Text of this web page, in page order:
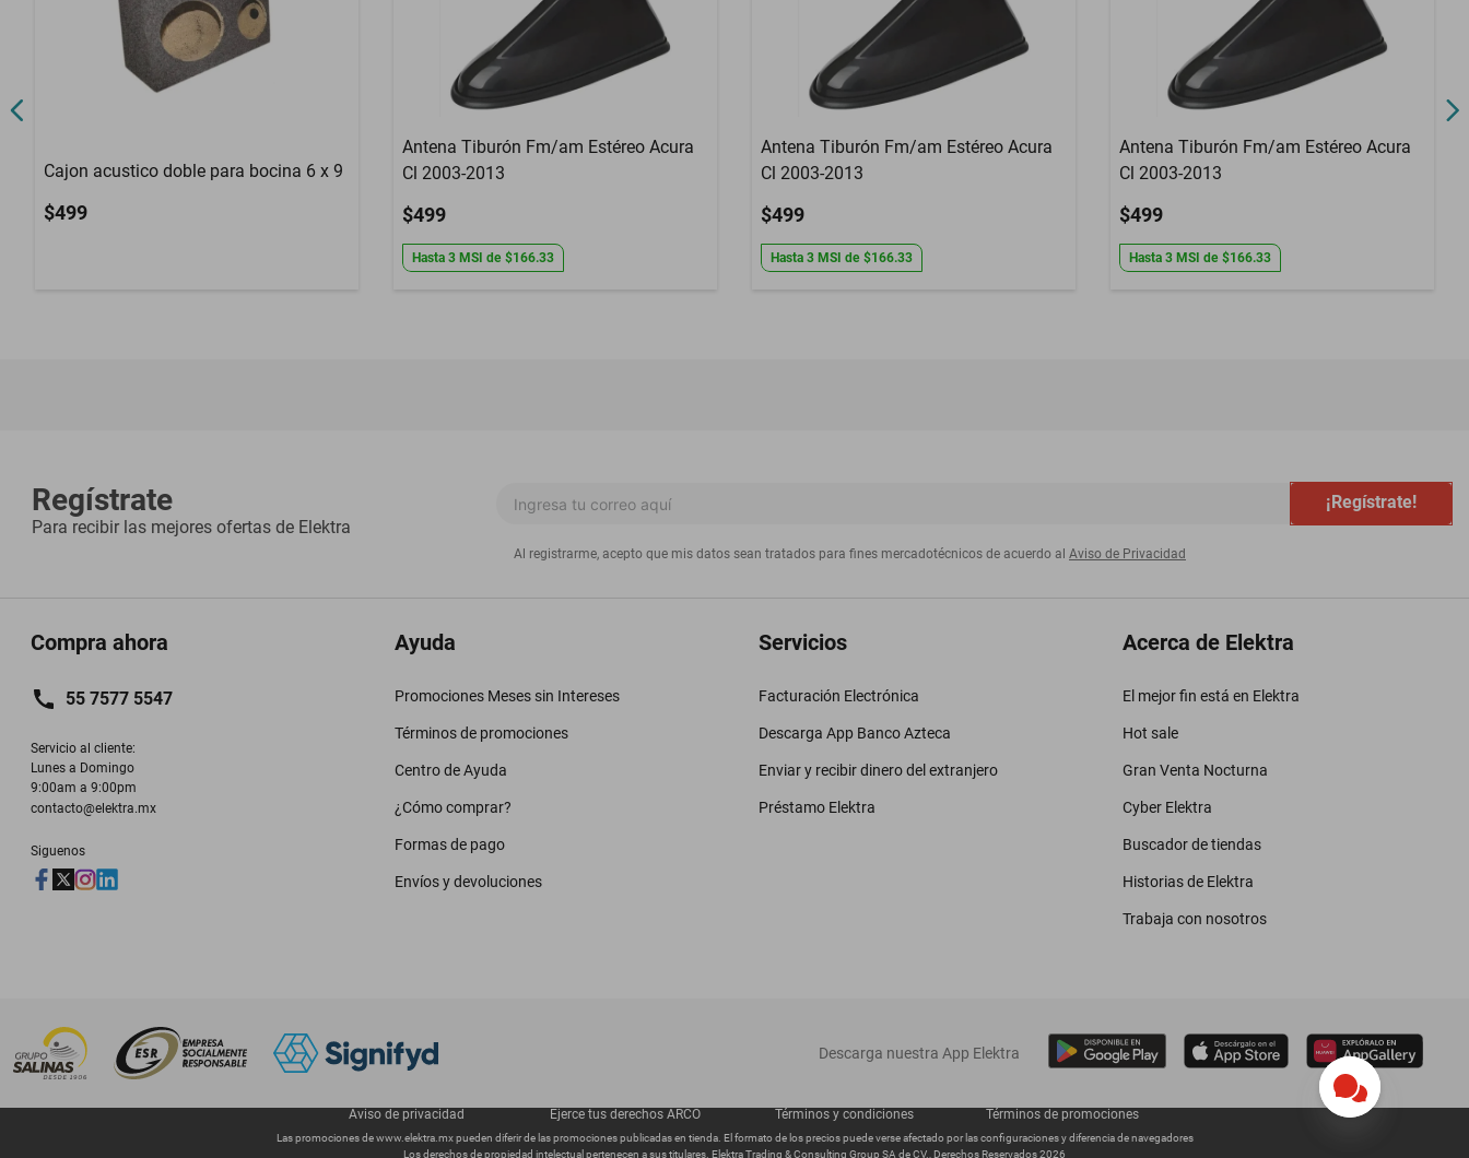
Cajon acustico doble para bocina 6 x 9
$499
Antena Tiburón Fm/am Estéreo Acura
Cl 2003-2013
$499
Hasta 3 MSI de $166.33
Antena Tiburón Fm/am Estéreo Acura
Cl 2003-2013
$499
Hasta 3 MSI de $166.33
Antena Tiburón Fm/am Estéreo Acura
Cl 2003-2013
$499
Hasta 3 MSI de $166.33
Regístrate
Para recibir las mejores ofertas de Elektra
¡Regístrate!
Al registrarme, acepto que mis datos sean tratados para fines mercadotécnicos de acuerdo al Aviso de Privacidad
Compra ahora
55 7577 5547
Servicio al cliente:
Lunes a Domingo
9:00am a 9:00pm
contacto@elektra.mx
Siguenos
Ayuda
Promociones Meses sin Intereses
Términos de promociones
Centro de Ayuda
¿Cómo comprar?
Formas de pago
Envíos y devoluciones
Servicios
Facturación Electrónica
Descarga App Banco Azteca
Enviar y recibir dinero del extranjero
Préstamo Elektra
Acerca de Elektra
El mejor fin está en Elektra
Hot sale
Gran Venta Nocturna
Cyber Elektra
Buscador de tiendas
Historias de Elektra
Trabaja con nosotros
‎ Descarga nuestra App Elektra
Aviso de privacidad Ejerce tus derechos ARCO Términos y condiciones Términos de promociones
Las promociones dewww.elektra.mxpueden diferir de las promociones publicadas en tienda. El formato de los precios puede verse afectado por las configuraciones y diferencia de navegadores
Los derechos de propiedad intelectual pertenecen a sus titulares. Elektra Trading & Consulting Group SA de CV., Derechos Reservados 2026